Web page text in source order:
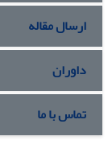
ارسال مقاله
داوران
تماس با ما